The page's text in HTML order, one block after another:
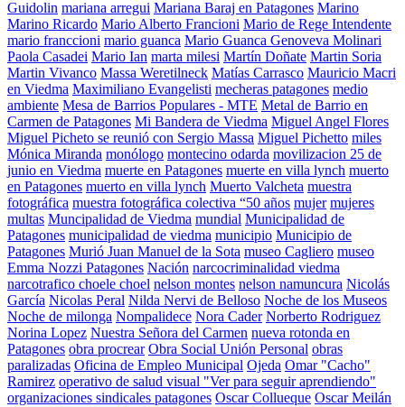
Guidolin mariana arregui Mariana Baraj en Patagones Marino
Marino Ricardo Mario Alberto Francioni Mario de Rege Intendente
mario franccioni mario guanca Mario Guanca Genoveva Molinari
Paola Casadei Mario Ian marta milesi Martín Doñate Martin Soria
Martin Vivanco Massa Weretilneck Matías Carrasco Mauricio Macri
en Viedma Maximiliano Evangelisti mecheras patagones medio
ambiente Mesa de Barrios Populares - MTE Metal de Barrio en
Carmen de Patagones Mi Bandera de Viedma Miguel Angel Flores
Miguel Picheto se reunió con Sergio Massa Miguel Pichetto miles
Mónica Miranda monólogo montecino odarda movilizacion 25 de
junio en Viedma muerte en Patagones muerte en villa lynch muerto
en Patagones muerto en villa lynch Muerto Valcheta muestra
fotográfica muestra fotográfica colectiva “50 años mujer mujeres
multas Muncipalidad de Viedma mundial Municipalidad de
Patagones municipalidad de viedma municipio Municipio de
Patagones Murió Juan Manuel de la Sota museo Cagliero museo
Emma Nozzi Patagones Nación narcocriminalidad viedma
narcotrafico choele choel nelson montes nelson namuncura Nicolás
García Nicolas Peral Nilda Nervi de Belloso Noche de los Museos
Noche de milonga Nompalidece Nora Cader Norberto Rodriguez
Norina Lopez Nuestra Señora del Carmen nueva rotonda en
Patagones obra procrear Obra Social Unión Personal obras
paralizadas Oficina de Empleo Municipal Ojeda Omar "Cacho"
Ramirez operativo de salud visual "Ver para seguir aprendiendo"
organizaciones sindicales patagones Oscar Collueque Oscar Meilán